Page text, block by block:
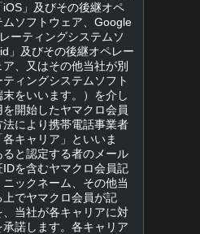
」及びその後継オペ
ムソフトウェア、Google
ーティングシステムソ
」及びその後継オペレー
、又はその他当社が別
ィングシステムソフト
をいいます。）を介し
開始したヤマクロ会員
により携帯電話事業者
キャリア」といいま
と認定する者のメール
を含むヤマクロ会員記
ックネーム、その他当
でヤマクロ会員が記
当社が各キャリアに対
諾します。各キャリア